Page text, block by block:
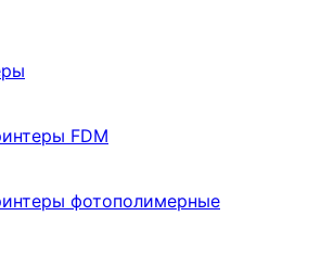
FDM
фотополимерные